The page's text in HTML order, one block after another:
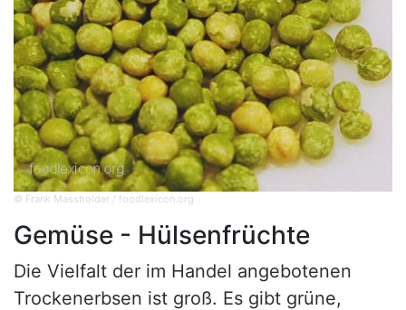
© Frank Massholder / foodlexicon.org
Gemüse - Hülsenfrüchte
Die Vielfalt der im Handel angebotenen
Trockenerbsen ist groß. Es gibt grüne,